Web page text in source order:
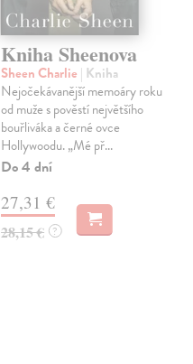
Kniha Sheenova
Sheen Charlie | Kniha
Nejočekávanější memoáry roku
od muže s pověstí největšího
bouřliváka a černé ovce
Hollywoodu. „Mé př...
Do 4 dní
27,31 €
28,15 € ?